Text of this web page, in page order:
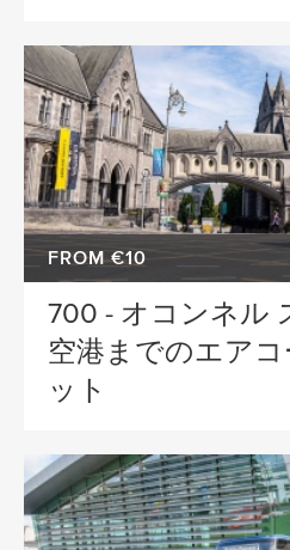
FROM €10
700 - オコンネル
空港までのエアコ
ット